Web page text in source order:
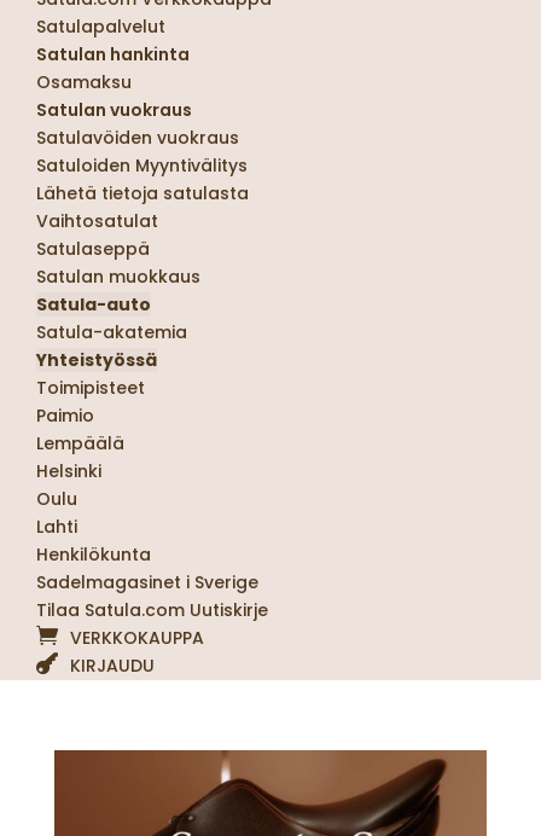
Satulapalvelut
Satulan hankinta
Osamaksu
Satulan vuokraus
Satulavöiden vuokraus
Satuloiden Myyntivälitys
Lähetä tietoja satulasta
Vaihtosatulat
Satulaseppä
Satulan muokkaus
Satula-auto
Satula-akatemia
Yhteistyössä
Toimipisteet
Paimio
Lempäälä
Helsinki
Oulu
Lahti
Henkilökunta
Sadelmagasinet i Sverige
Tilaa Satula.com Uutiskirje
VERKKOKAUPPA
KIRJAUDU